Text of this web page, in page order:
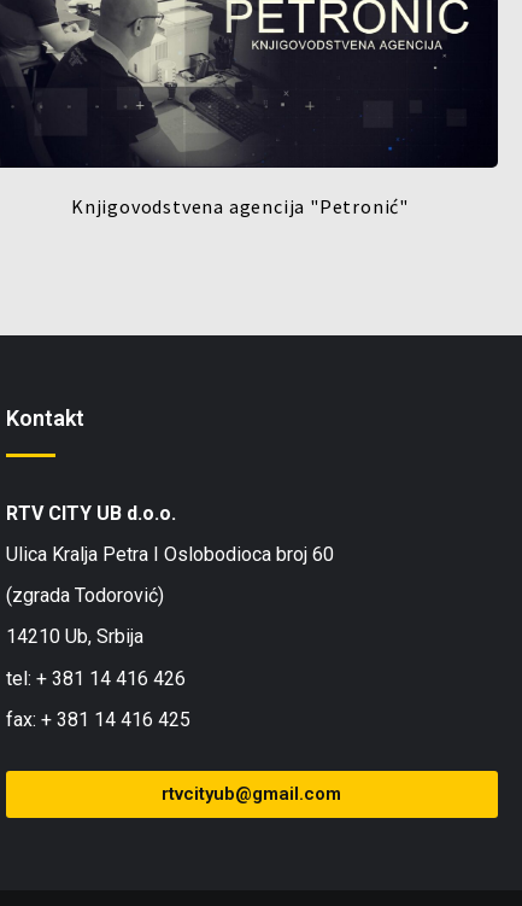
Knjigovodstvena agencija "Petronić"
Kontakt
RTV CITY UB d.o.o.
Ulica Kralja Petra I Oslobodioca broj 60
(zgrada Todorović)
14210 Ub, Srbija
tel: + 381 14 416 426
fax: + 381 14 416 425
rtvcityub@gmail.com